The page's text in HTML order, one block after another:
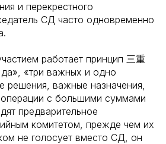
и перекрестного
СД часто одновременно
работает принцип 三重
«три важных и одно
решения, важные назначения,
с большими суммами
предварительное
комитетом, прежде чем их
не голосует вместо СД, он